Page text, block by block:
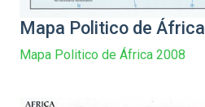
Mapa Politico de África
Mapa Politico de África 2008